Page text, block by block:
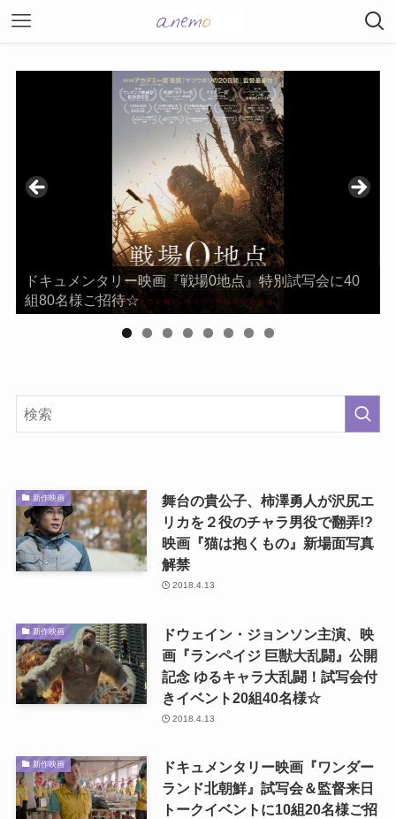
ドキュメンタリー映画『戦場0地点』特別試写会に40
組80名様ご招待☆
新作映画
舞台の貴公子、柿澤勇人が沢尻エ
リカを２役のチャラ男役で翻弄!?
映画『猫は抱くもの』新場面写真
解禁
2018.4.13
新作映画
ドウェイン・ジョンソン主演、映
画『ランペイジ 巨獣大乱闘』公開
記念 ゆるキャラ大乱闘！試写会付
きイベント20組40名様☆
2018.4.13
新作映画
ドキュメンタリー映画『ワンダー
ランド北朝鮮』試写会＆監督来日
トークイベントに10組20名様ご招